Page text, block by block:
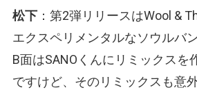
松下 ：第2弾リリースはWool &
エクスペリメンタルなソウルバ
B面はSANOくんにリミックスを
ですけど、そのリミックスも意